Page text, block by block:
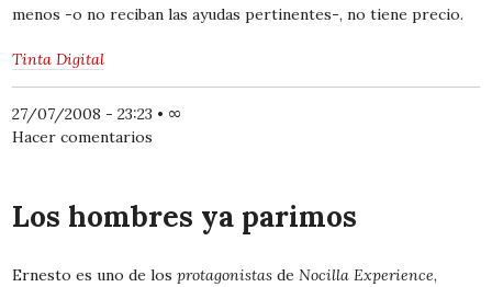
menos -o no reciban las ayudas pertinentes-, no tiene precio.
Tinta Digital
27/07/2008 - 23:23 • ∞
Hacer comentarios
Los hombres ya parimos
Ernesto es uno de losprotagonistas deNocilla Experience,